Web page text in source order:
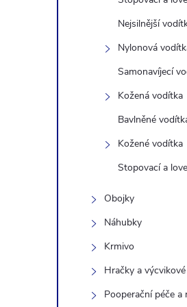
Nejsilnější
Nylonová
Samonavíjecí
Kožená vodítka
Bavlněné
Kožené vodítka
Stopovací a
Obojky
Náhubky
Krmivo
Hračky a
Pooperační péče a